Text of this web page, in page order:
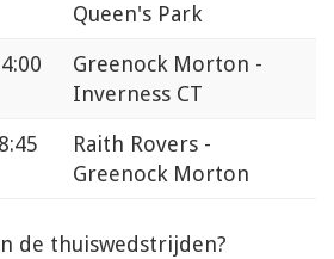
Queen's Park
Greenock Morton -
Inverness CT
Raith Rovers -
Greenock Morton
de thuiswedstrijden?